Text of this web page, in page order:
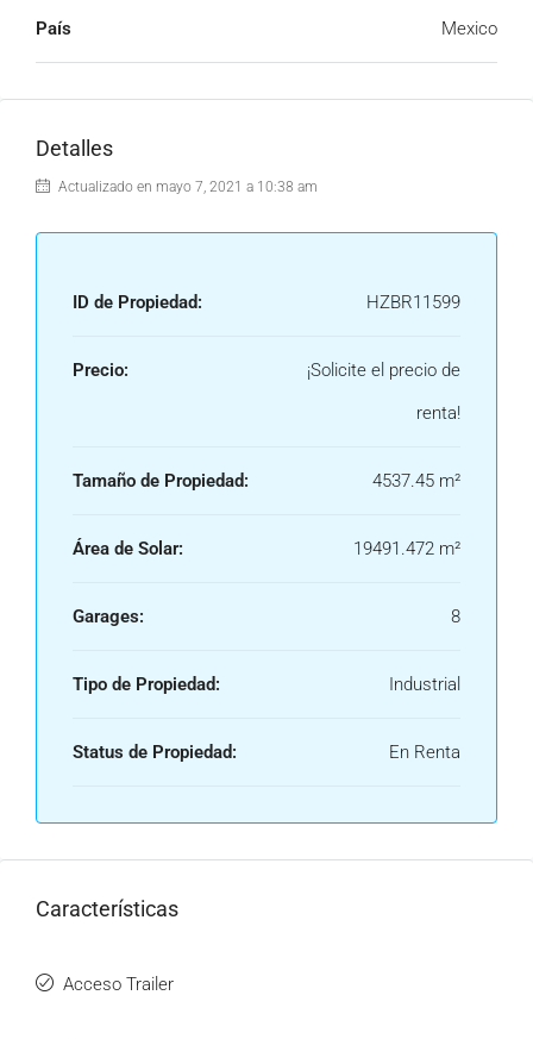
País Mexico
Detalles
Actualizado en mayo 7, 2021 a 10:38 am
ID de Propiedad: HZBR11599
Precio:
¡Solicite el precio de
renta!
Tamaño de Propiedad: 4537.45 m²
Área de Solar: 19491.472 m²
Garages: 8
Tipo de Propiedad: Industrial
Status de Propiedad: En Renta
Características
Acceso Trailer